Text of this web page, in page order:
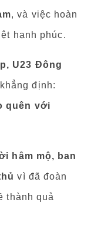
, và việc hoàn
hạnh phúc.
U23 Đông
định:
quên với
hâm mộ, ban
vì đã đoàn
thành quả